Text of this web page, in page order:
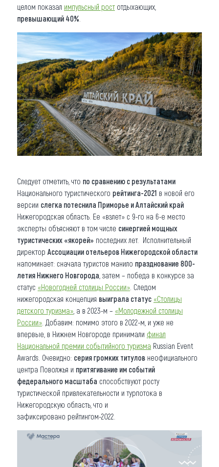
целом показал импульсный рост отдыхающих,
превышающий 40%
Следует отметить, что по сравнению с результатами
Национального туристического рейтинга-2021 в новой его
версии слегка потеснила Приморье и Алтайский край
Нижегородская область. Ее «взлет» с 9-го на 6-е место
эксперты объясняют в том числе синергией мощных
туристических «якорей» последних лет. Исполнительный
директор Ассоциации отельеров Нижегородской области
напоминает: сначала туристов манило празднование 800-
летия Нижнего Новгорода , затем – победа в конкурсе за
статус «Новогодней столицы России» . Следом
нижегородская концепция выиграла статус «Столицы
детского туризма» , а в 2023-м – «Молодежной столицы
России» . Добавим: помимо этого в 2022-м, и уже не
впервые, в Нижнем Новгороде принимали финал
Национальной премии событийного туризма Russian Event
Awards. Очевидно: серия громких титулов неофициального
центра Поволжья и притягивание им событий
федерального масштаба способствуют росту
туристической привлекательности и турпотока в
Нижегородскую область, что и
зафиксировано рейтингом-2022.